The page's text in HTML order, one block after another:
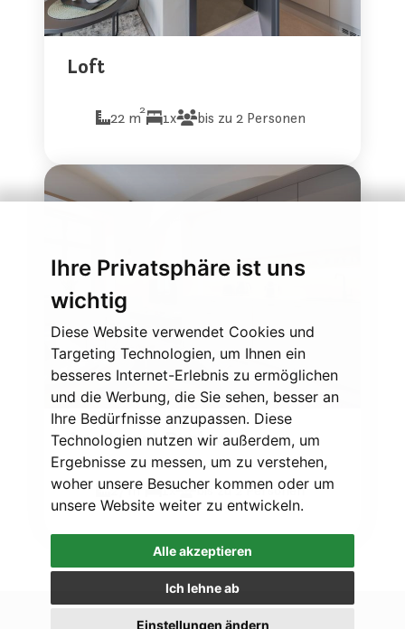
Ihre Privatsphäre ist uns
wichtig
Diese Website verwendet Cookies und
Targeting Technologien, um Ihnen ein
besseres Internet-Erlebnis zu ermöglichen
und die Werbung, die Sie sehen, besser an
Ihre Bedürfnisse anzupassen. Diese
Technologien nutzen wir außerdem, um
Ergebnisse zu messen, um zu verstehen,
woher unsere Besucher kommen oder um
unsere Website weiter zu entwickeln.
Alle akzeptieren
Ich lehne ab
Einstellungen ändern
Loft
22 m2 1x bis zu 2 Personen
Apartment Duplex
27 m2 1x bis zu 2 Personen